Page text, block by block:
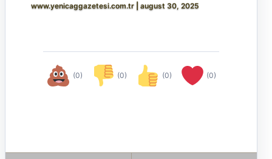
www.yenicaggazetesi.com.tr august 30, 2025
(0) (0) (0) (0)